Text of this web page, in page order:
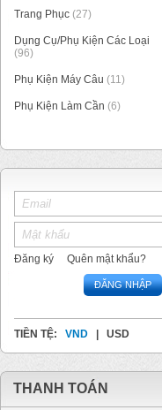
Trang Phục (27)
Dụng Cụ/Phụ Kiện Các Loại
(96)
Phụ Kiện Máy Câu (11)
Phụ Kiện Làm Cần (6)
Đăng ký Quên mật khẩu?
ĐĂNG NHẬP
TIỀN TỆ: VND USD
THANH TOÁN